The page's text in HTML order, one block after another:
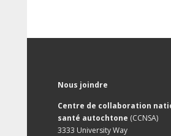
Nous joindre
Centre de collaboration
santé autochtone (CCNSA)
3333 University Way